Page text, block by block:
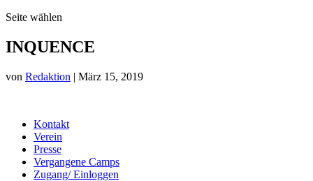
Seite wählen
INQUENCE
von Redaktion | März 15, 2019
Kontakt
Verein
Presse
Vergangene Camps
Zugang/ Einloggen